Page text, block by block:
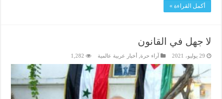
أكمل القراءة »
لا جهل في القانون
29 يوليو، 2021 آراء حرة أخبار عربية عالمية 1,282